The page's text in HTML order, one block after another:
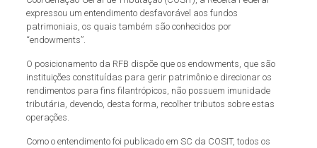
expressou um entendimento desfavorável aos fundos
patrimoniais, os quais também são conhecidos por
“endowments”.
O posicionamento da RFB dispõe que os endowments, que são
instituições constituídas para gerir patrimônio e direcionar os
rendimentos para fins filantrópicos, não possuem imunidade
tributária, devendo, desta forma, recolher tributos sobre estas
operações.
Como o entendimento foi publicado em SC da COSIT, todos os